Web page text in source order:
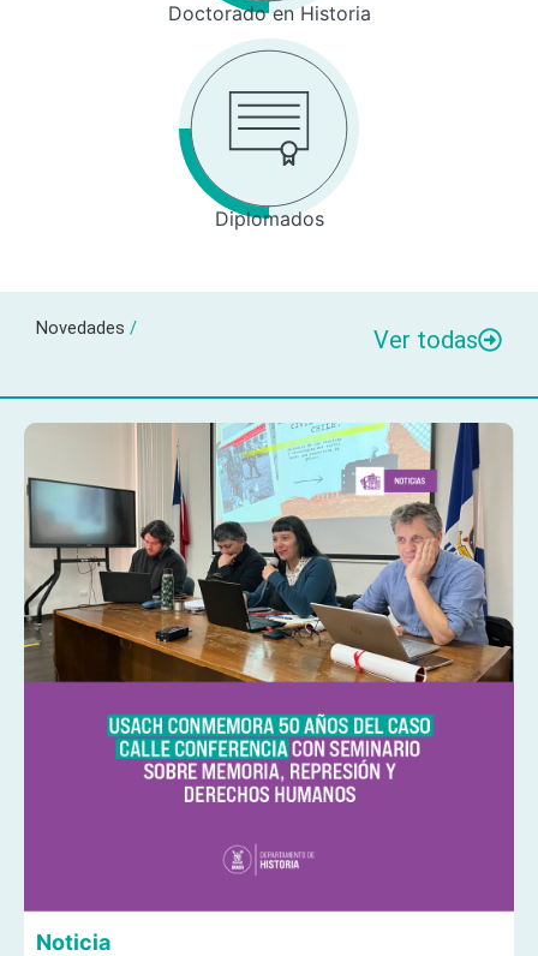
Doctorado en Historia
Diplomados
Novedades / Ver todas
Noticia